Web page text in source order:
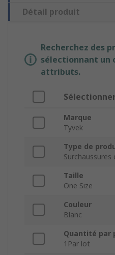
Détail produit
Recherchez des
sélectionnant un
attributs.
Marque
Tyvek
Type de
Taille
One Size
Couleur
Blanc
Quantité par
1Par lot